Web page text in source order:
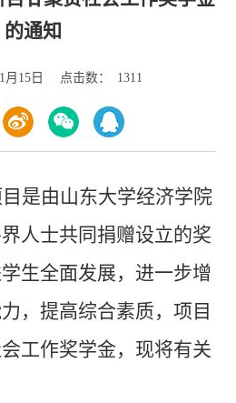
的通知
月15日 点击数： 1311
是由山东大学经济学院
人士共同捐赠设立的奖
生全面发展，进一步增
，提高综合素质，项目
工作奖学金， 现将有关